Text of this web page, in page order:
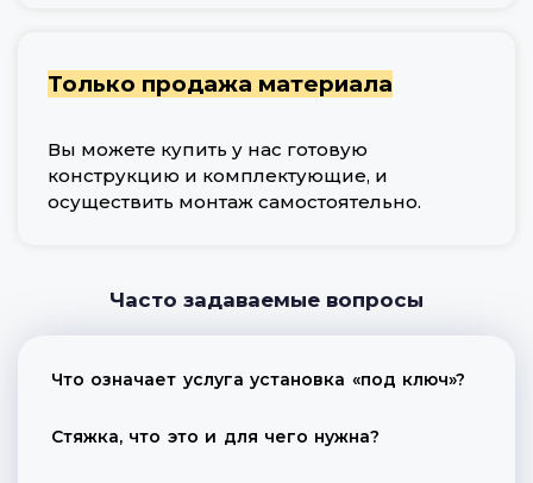
Только продажа материала
Вы можете купить у нас готовую
конструкцию и комплектующие, и
осуществить монтаж самостоятельно.
Часто задаваемые вопросы
Что означает услуга установка «под ключ»?
Стяжка, что это и для чего нужна?